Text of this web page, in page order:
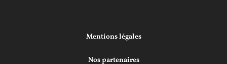
Mentions légales
Nos partenaires